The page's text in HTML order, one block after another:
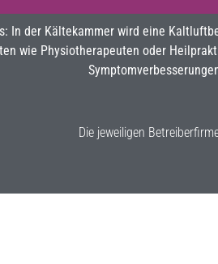
In der Kältekammer wird eine
wie Physiotherapeuten oder
Die jeweiligen